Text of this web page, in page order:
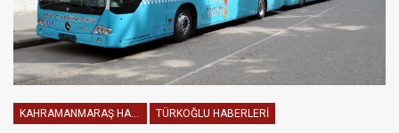
KAHRAMANMARAŞ HABERLERI TÜRKOĞLU HABERLERI